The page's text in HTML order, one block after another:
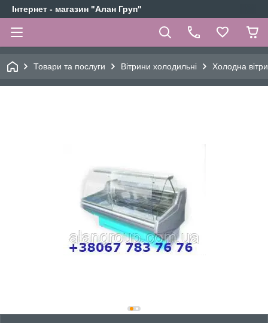
Інтернет - магазин "Алан Груп"
Товари та послуги Вітрини холодильні Холодна